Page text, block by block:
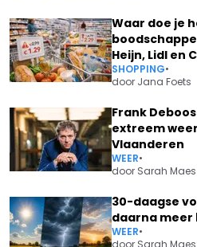
Waar doe je
Heijn, Lidl en
SHOPPING•
door Jana Foets
Frank
extreem
Vlaanderen
WEER•
door Sarah Maes
30-daagse
daarna meer
WEER•
door Sarah Maes